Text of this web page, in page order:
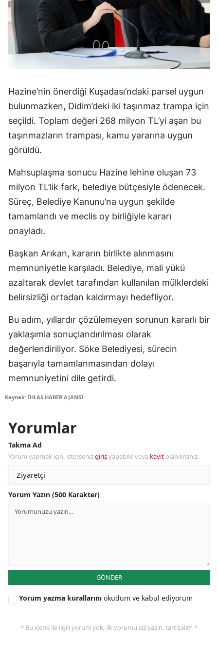
Hazine’nin önerdiği Kuşadası’ndaki parsel uygun
bulunmazken, Didim’deki iki taşınmaz trampa için
seçildi. Toplam değeri 268 milyon TL’yi aşan bu
taşınmazların trampası, kamu yararına uygun
görüldü.
Mahsuplaşma sonucu Hazine lehine oluşan 73
milyon TL’lik fark, belediye bütçesiyle ödenecek.
Süreç, Belediye Kanunu’na uygun şekilde
tamamlandı ve meclis oy birliğiyle kararı
onayladı.
Başkan Arıkan, kararın birlikte alınmasını
memnuniyetle karşıladı. Belediye, mali yükü
azaltarak devlet tarafından kullanılan mülklerdeki
belirsizliği ortadan kaldırmayı hedefliyor.
Bu adım, yıllardır çözülemeyen sorunun kararlı bir
yaklaşımla sonuçlandırılması olarak
değerlendiriliyor. Söke Belediyesi, sürecin
başarıyla tamamlanmasından dolayı
memnuniyetini dile getirdi.
Kaynak: İHLAS HABER AJANSI
Yorumlar
Takma Ad
Yorum yapmak için, istersenizgirişyapabilir veya kayıt olabilirsiniz.
Yorum Yazın (500 Karakter)
GÖNDER
Yorum yazma kurallarını okudum ve kabul ediyorum
* Bu içerik ile ilgili yorum yok, ilk yorumu siz yazın, tartışalım *